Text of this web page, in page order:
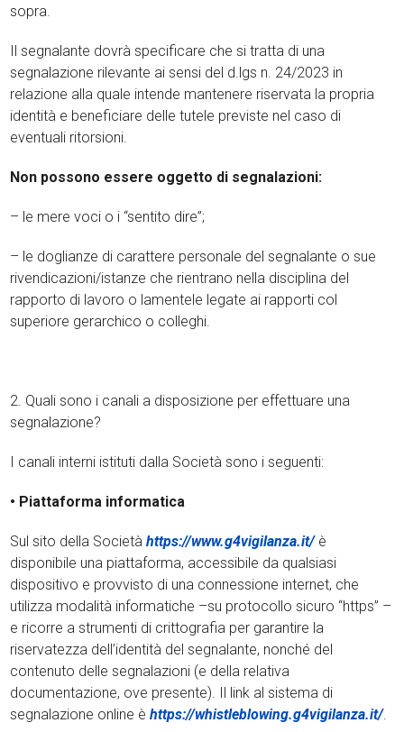
sopra.
Il segnalante dovrà specificare che si tratta di una
segnalazione rilevante ai sensi del d.lgs n. 24/2023 in
relazione alla quale intende mantenere riservata la propria
identità e beneficiare delle tutele previste nel caso di
eventuali ritorsioni.
Non possono essere oggetto di segnalazioni:
– le mere voci o i “sentito dire”;
– le doglianze di carattere personale del segnalante o sue
rivendicazioni/istanze che rientrano nella disciplina del
rapporto di lavoro o lamentele legate ai rapporti col
superiore gerarchico o colleghi.
2. Quali sono i canali a disposizione per effettuare una
segnalazione?
I canali interni istituti dalla Società sono i seguenti:
• Piattaforma informatica
Sul sito della Societàhttps://www.g4vigilanza.it/è
disponibile una piattaforma, accessibile da qualsiasi
dispositivo e provvisto di una connessione internet, che
utilizza modalità informatiche –su protocollo sicuro “https” –
e ricorre a strumenti di crittografia per garantire la
riservatezza dell’identità del segnalante, nonché del
contenuto delle segnalazioni (e della relativa
documentazione, ove presente). Il link al sistema di
segnalazione online èhttps://whistleblowing.g4vigilanza.it/.